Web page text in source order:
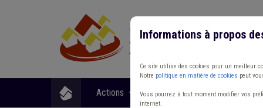
Actions Matières
Informations à propos
Ce site utilise des cookies pour un meilleur
Notre politique en matière de cookies peut
Vous pourrez à tout moment modifier vos
internet.